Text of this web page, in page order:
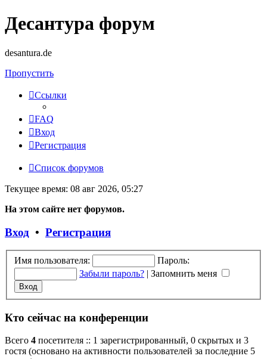
Десантура форум
desantura.de
Пропустить
Ссылки
FAQ
Вход
Регистрация
Список форумов
Текущее время: 08 авг 2026, 05:27
На этом сайте нет форумов.
Вход • Регистрация
Имя пользователя:
Пароль:
Забыли пароль? | Запомнить меня
Кто сейчас на конференции
Всего 4 посетителя :: 1 зарегистрированный, 0 скрытых и 3
гостя (основано на активности пользователей за последние 5